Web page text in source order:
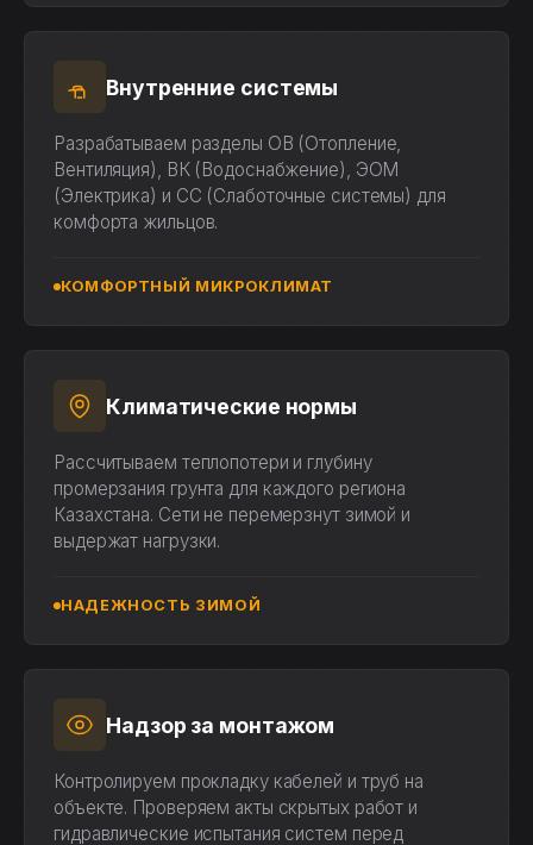
Внутренние системы
Разрабатываем разделы ОВ (Отопление,
Вентиляция), ВК (Водоснабжение), ЭОМ
(Электрика) и СС (Слаботочные системы) для
комфорта жильцов.
КОМФОРТНЫЙ МИКРОКЛИМАТ
Климатические нормы
Рассчитываем теплопотери и глубину
промерзания грунта для каждого региона
Казахстана. Сети не перемерзнут зимой и
выдержат нагрузки.
НАДЕЖНОСТЬ ЗИМОЙ
Надзор за монтажом
Контролируем прокладку кабелей и труб на
объекте. Проверяем акты скрытых работ и
гидравлические испытания систем перед